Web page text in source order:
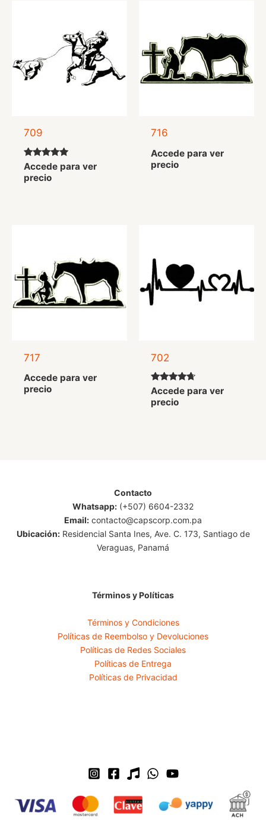
709
Valorado
con
5.00
Accede para ver
precio
716
Accede para ver
precio
717
Accede para ver
precio
702
Valorado
con
4.50
Accede para ver
precio
Contacto
Whatsapp: (+507) 6604-2332
Email: contacto@capscorp.com.pa
Ubicación:Residencial Santa Ines, Ave. C. 173, Santiago de
Veraguas, Panamá
Términos y Políticas
Términos y Condiciones
Políticas de Reembolso y Devoluciones
Políticas de Redes Sociales
Políticas de Entrega
Políticas de Privacidad